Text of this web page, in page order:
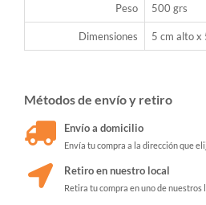
Peso 500 grs
Dimensiones 5 cm alto x
Métodos de envío y retiro
Envío a domicilio
Envía tu compra a la dirección que
Retiro en nuestro local
Retira tu compra en uno de nuestros